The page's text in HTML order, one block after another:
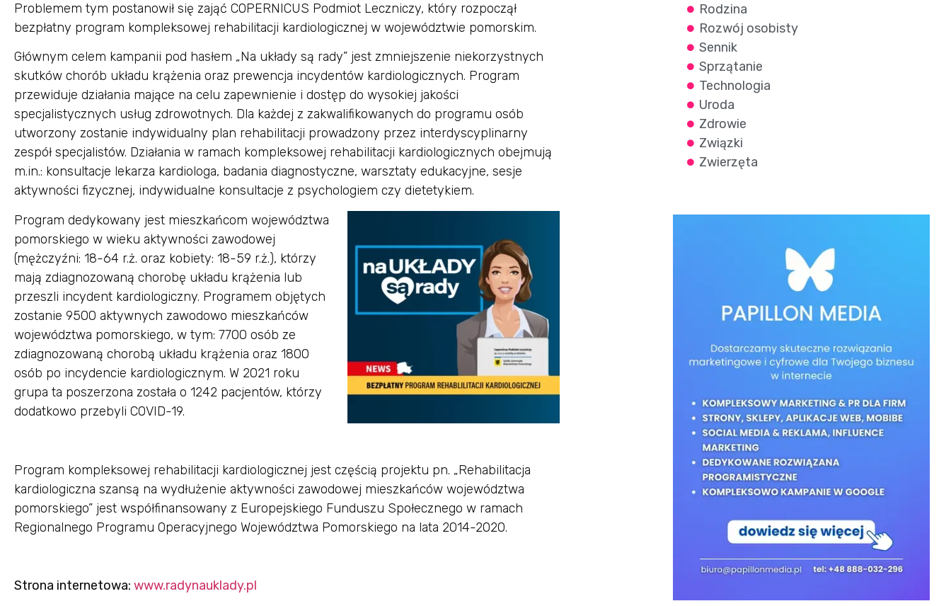
Problemem tym postanowił się zająć COPERNICUS Podmiot Leczniczy, który rozpoczął
bezpłatny program kompleksowej rehabilitacji kardiologicznej w województwie pomorskim.
Głównym celem kampanii pod hasłem „Na układy są rady” jest zmniejszenie niekorzystnych
skutków chorób układu krążenia oraz prewencja incydentów kardiologicznych. Program
przewiduje działania mające na celu zapewnienie i dostęp do wysokiej jakości
specjalistycznych usług zdrowotnych. Dla każdej z zakwalifikowanych do programu osób
utworzony zostanie indywidualny plan rehabilitacji prowadzony przez interdyscyplinarny
zespół specjalistów. Działania w ramach kompleksowej rehabilitacji kardiologicznych obejmują
m.in.: konsultacje lekarza kardiologa, badania diagnostyczne, warsztaty edukacyjne, sesje
aktywności fizycznej, indywidualne konsultacje z psychologiem czy dietetykiem.
Program dedykowany jest mieszkańcom województwa
pomorskiego w wieku aktywności zawodowej
(mężczyźni: 18-64 r.ż. oraz kobiety: 18-59 r.ż.), którzy
mają zdiagnozowaną chorobę układu krążenia lub
przeszli incydent kardiologiczny. Programem objętych
zostanie 9500 aktywnych zawodowo mieszkańców
województwa pomorskiego, w tym: 7700 osób ze
zdiagnozowaną chorobą układu krążenia oraz 1800
osób po incydencie kardiologicznym. W 2021 roku
grupa ta poszerzona została o 1242 pacjentów, którzy
dodatkowo przebyli COVID-19.
Program kompleksowej rehabilitacji kardiologicznej jest częścią projektu pn. „Rehabilitacja
kardiologiczna szansą na wydłużenie aktywności zawodowej mieszkańców województwa
pomorskiego” jest współfinansowany z Europejskiego Funduszu Społecznego w ramach
Regionalnego Programu Operacyjnego Województwa Pomorskiego na lata 2014-2020.
Strona internetowa: www.radynauklady.pl
Rodzina
Rozwój osobisty
Sennik
Sprzątanie
Technologia
Uroda
Zdrowie
Związki
Zwierzęta